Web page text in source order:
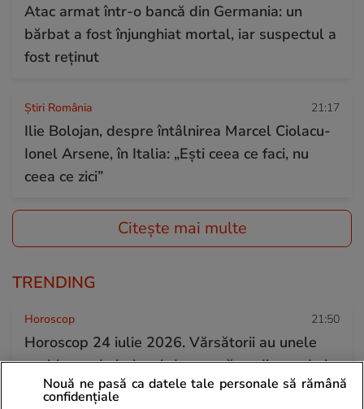
Atac armat într-o bancă din Germania: un
bărbat a fost înjunghiat mortal, iar suspectul a
fost reținut
Știri România 21:17
Ilie Bolojan, despre întâlnirea Marcel Ciolacu-
Ionel Arsene, în Italia: „Eşti ceea ce faci, nu
ceea ce zici”
Citește mai multe
TRENDING
Horoscop 21:50
Horoscop 24 iulie 2026. Vărsătorii au unele
probleme de la locul de muncă ce dispar de la
sine, iar altele vor deveni mai ușor de rezolvat
Nouă ne pasă ca datele tale personale să rămână
confidențiale